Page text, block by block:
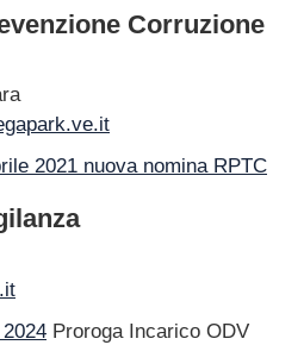
Corruzione
2021 nuova nomina RPTC
Proroga Incarico ODV